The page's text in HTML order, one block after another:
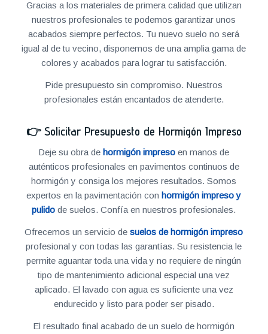
Gracias a los materiales de primera calidad que utilizan
nuestros profesionales te podemos garantizar unos
acabados siempre perfectos. Tu nuevo suelo no será
igual al de tu vecino, disponemos de una amplia gama de
colores y acabados para lograr tu satisfacción.
Pide presupuesto sin compromiso. Nuestros
profesionales están encantados de atenderte.
👉 Solicitar Presupuesto de Hormigón Impreso
Deje su obra dehormigón impreso en manos de
auténticos profesionales en pavimentos continuos de
hormigón y consiga los mejores resultados. Somos
expertos en la pavimentación conhormigón impreso y
pulido de suelos. Confía en nuestros profesionales.
Ofrecemos un servicio desuelos de hormigón impreso
profesional y con todas las garantías. Su resistencia le
permite aguantar toda una vida y no requiere de ningún
tipo de mantenimiento adicional especial una vez
aplicado. El lavado con agua es suficiente una vez
endurecido y listo para poder ser pisado.
El resultado final acabado de un suelo de hormigón